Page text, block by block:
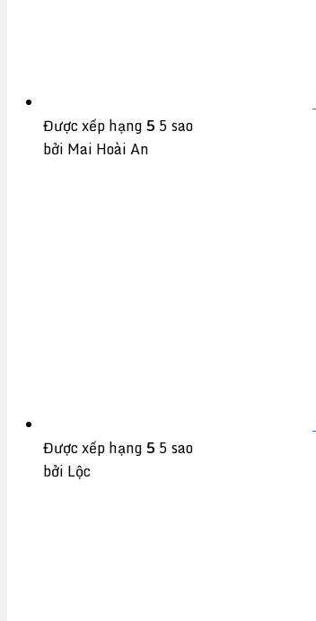
Được xếp hạng5 5 sao
bởi Mai Hoài An
Được xếp hạng5 5 sao
bởi Lộc